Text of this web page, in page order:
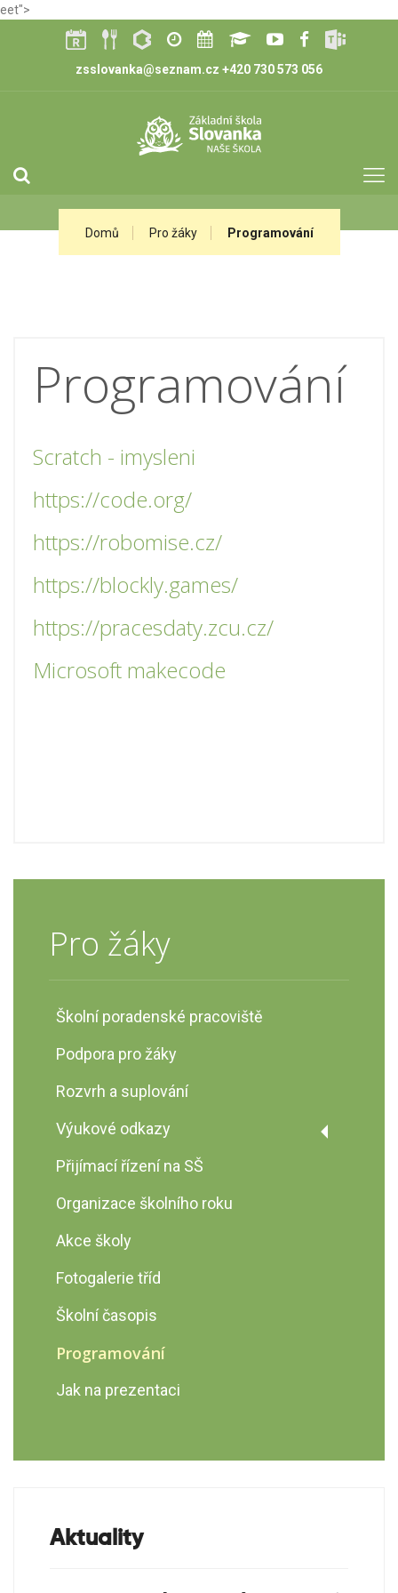
eet">
zsslovanka@seznam.cz +420 730 573 056
Domů Pro žáky Programování
Pro žáky
Školní poradenské pracoviště
Podpora pro žáky
Rozvrh a suplování
Výukové odkazy
Prvouka
Anglický jazyk
Přijímací řízení na SŠ
Organizace školního roku
Akce školy
Fotogalerie tříd
Školní časopis
Programování
Jak na prezentaci
Aktuality
Programování
Scratch - imysleni
https://code.org/
https://robomise.cz/
https://blockly.games/
https://pracesdaty.zcu.cz/
Microsoft makecode